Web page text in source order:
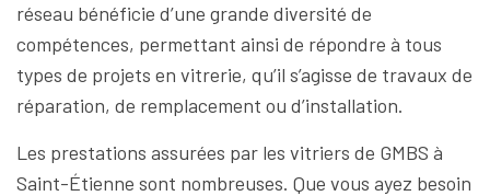
réseau bénéficie d’une grande diversité de
compétences, permettant ainsi de répondre à tous
types de projets en vitrerie, qu’il s’agisse de travaux de
réparation, de remplacement ou d’installation.
Les prestations assurées par les vitriers de GMBS à
Saint-Étienne sont nombreuses. Que vous ayez besoin